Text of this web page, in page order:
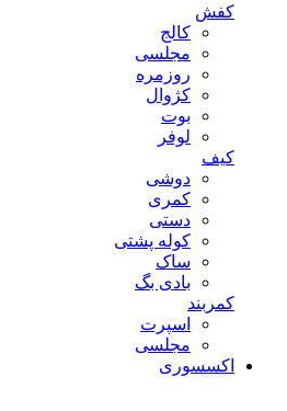
کفش
کالج
مجلسی
روزمره
کژوال
بوت
لوفر
کیف
دوشی
کمری
دستی
کوله پشتی
ساک
بادی بگ
کمربند
اسپرت
مجلسی
اکسسوری